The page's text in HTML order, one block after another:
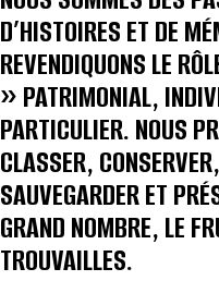
D’HISTOIRES ET DE
REVENDIQUONS LE
» PATRIMONIAL,
PARTICULIER. NOUS
CLASSER,
SAUVEGARDER ET
GRAND NOMBRE, LE
TROUVAILLES.